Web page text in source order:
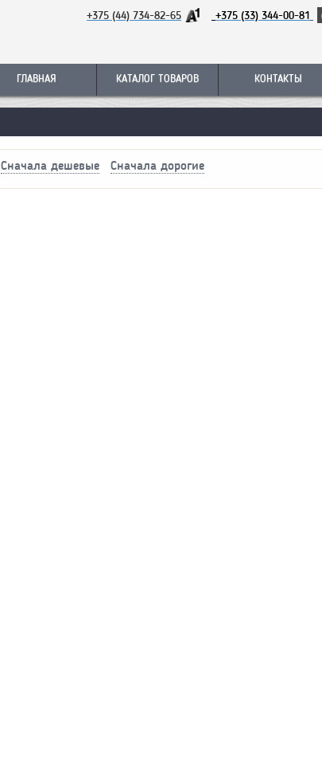
+375 (44) 734-82-65 +375 (33) 344-00-81
ГЛАВНАЯ КАТАЛОГ ТОВАРОВ КОНТАКТЫ
Сначала дешевые Сначала дорогие